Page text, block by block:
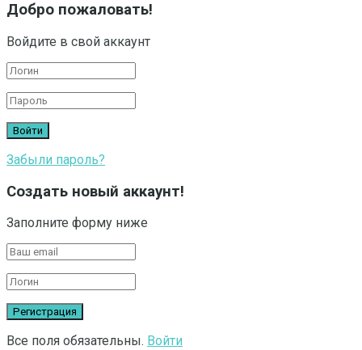
Добро пожаловать!
Войдите в свой аккаунт
Забыли пароль?
Создать новый аккаунт!
Заполните форму ниже
Все поля обязательны. Войти